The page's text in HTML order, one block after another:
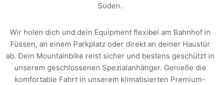
Süden.
Wir holen dich und dein Equipment flexibel am Bahnhof in
Füssen, an einem Parkplatz oder direkt an deiner Haustür
ab. Dein Mountainbike reist sicher und bestens geschützt in
unserem geschlossenen Spezialanhänger. Genieße die
komfortable Fahrt in unserem klimatisierten Premium-